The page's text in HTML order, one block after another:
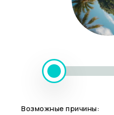
Возможные причины: